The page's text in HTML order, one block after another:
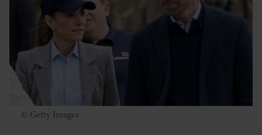
© Getty Images